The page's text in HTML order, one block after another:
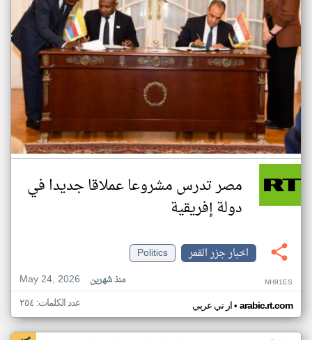
مصر تدرس مشروعا عملاقا جديدا في
دولة إفريقية
اخبار جزر القمر
Politics
May 24, 2026
منذ شهرين NH91ES
ار تي عربي• arabic.rt.com عدد الكلمات: ٢٥٤